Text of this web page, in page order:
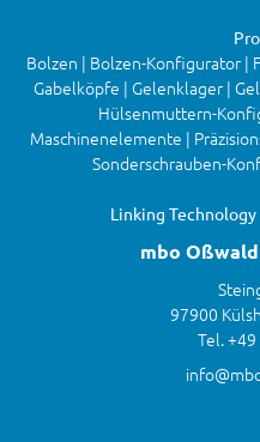
Bolzen | Bolzen-Konfigurator |
Gabelköpfe | Gelenklager |
Hülsenmuttern-
Maschinenelemente |
Sonderschrauben-
Linking
mbo Oßwald
97900
Tel.